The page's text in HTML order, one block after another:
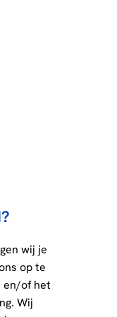
wij je
op te
en/of het
Wij